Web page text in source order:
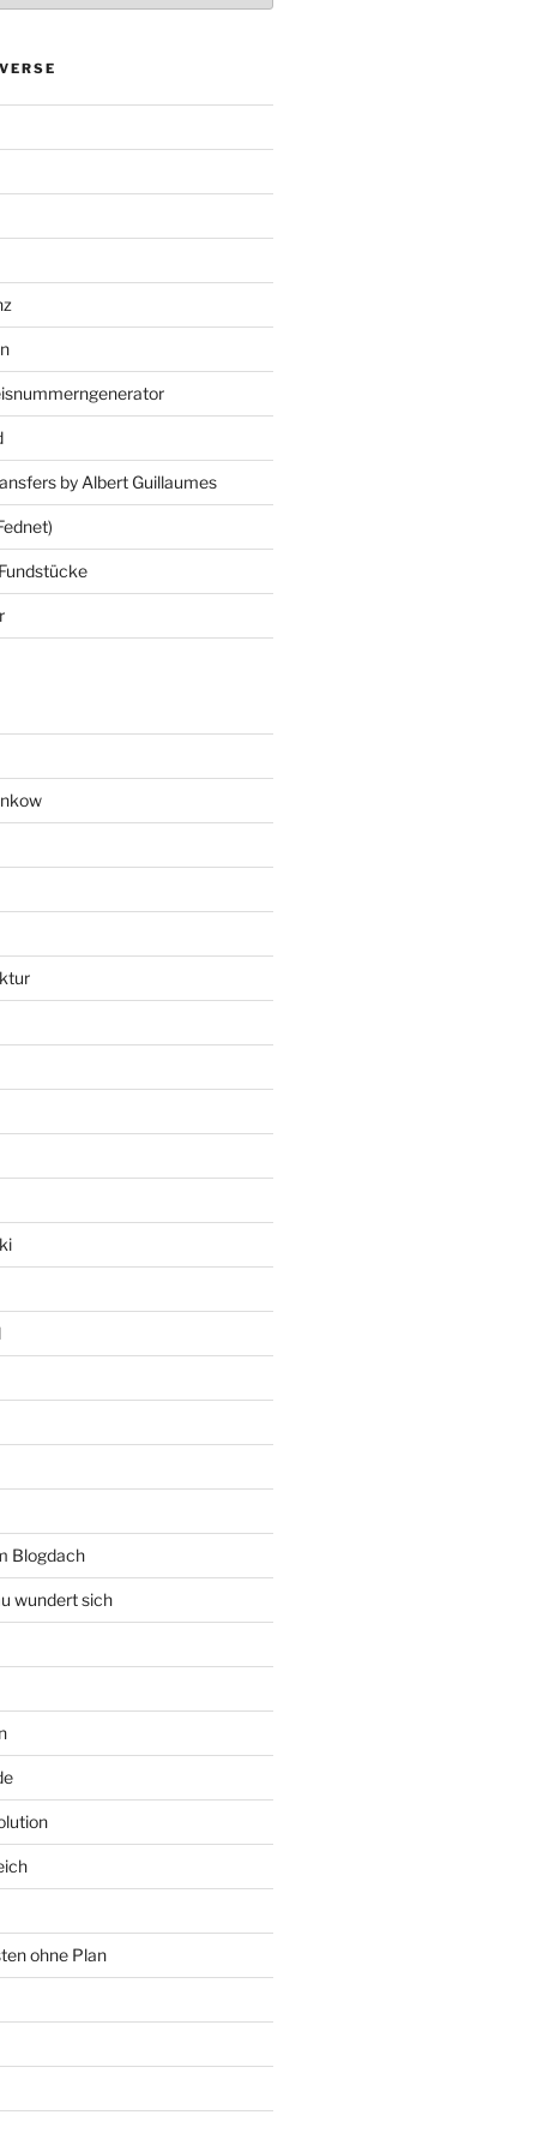
by Albert Guillaumes
Blogdach
wundert sich
ohne Plan